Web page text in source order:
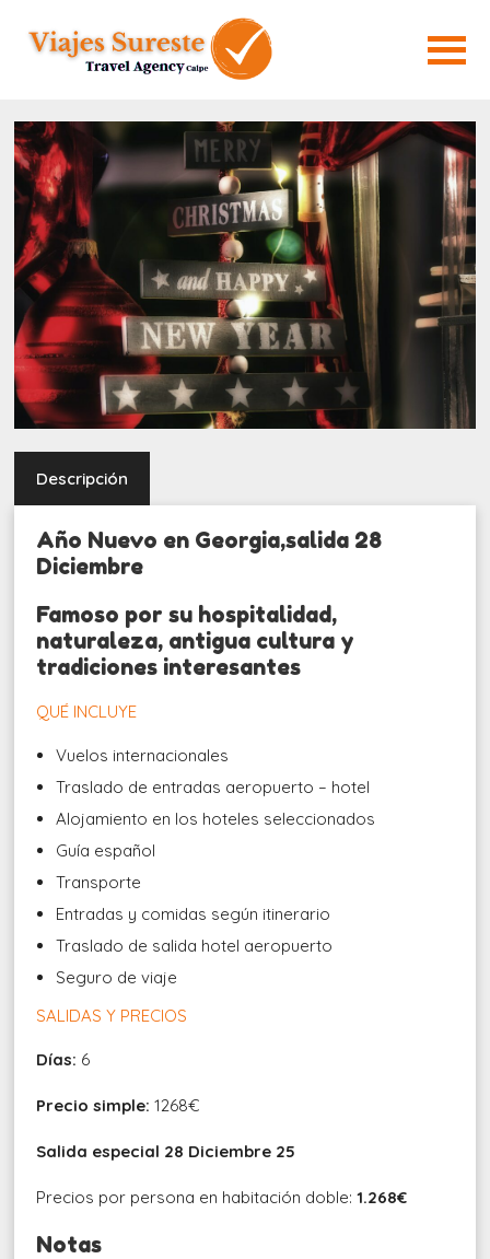
Descripción
Año Nuevo en Georgia,salida 28
Diciembre
Famoso por su hospitalidad,
naturaleza, antigua cultura y
tradiciones interesantes
QUÉ INCLUYE
Vuelos internacionales
Traslado de entradas aeropuerto – hotel
Alojamiento en los hoteles seleccionados
Guía español
Transporte
Entradas y comidas según itinerario
Traslado de salida hotel aeropuerto
Seguro de viaje
SALIDAS Y PRECIOS
Días: 6
Precio simple: 1268€
Salida especial 28 Diciembre 25
Precios por persona en habitación doble:1.268€
Notas